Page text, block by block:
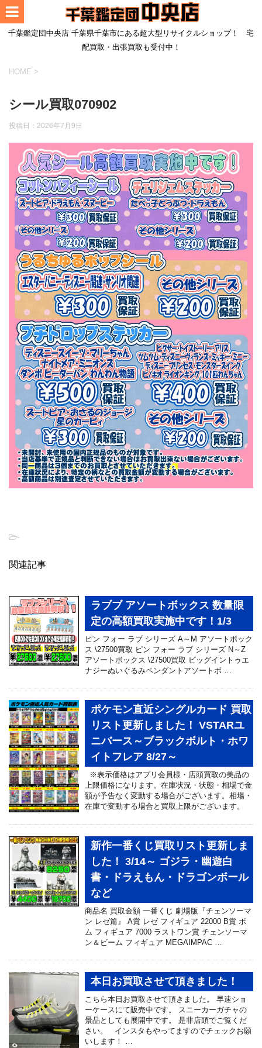
千葉鑑定団中央店 千葉県千葉市にある超大型リサイクルショップ！ 宅
配買取・出張買取も受付中！
HOME >
シール買取070902
投稿日： 2026年7月9日
-
関連記事
ラブブ アソートボックス 数量限
定の高額買取実施中です！1/3
ピン フォー ラブ シリーズ A～M アソートボック
ス \27500買取 ピン フォー ラブ シリーズ N～Z
アソートボックス \27500買取 ビッグイントゥエ
ナジーぬいぐるみペンダントアソートボ …
ポケモン直近シングルカード 買取
リスト更新しました！ VSTARユ
ニバース～ブラックボルト・ホワ
イトフレア 8/27～
※表示価格はアプリ会員様・店頭買取の美品の
上限価格になります。在庫状況・状態・相場で金
額が予告なく変動する場合がございます。相場・
在庫で変動する場合と買取上限がございます。
新作一番くじ買取リスト更新しま
した！ 3/14～ ゴジラ・幽遊白
書・ドラえもん・ドラゴンボール
など
商品名 買取金額 一番くじ 劇場版『チェンソーマ
ン レゼ篇』 A賞 レゼ フィギュア 22000 B賞 ボ
ム フィギュア 7000 ラストワン賞 チェンソーマ
ン＆ビーム フィギュア MEGAIMPAC …
本日お買取させて頂きました！
こちら本日お買取させて頂きました。 早速ショ
ーケースにて販売中です。 スニーカーガチャの
景品としても展開中です。 是非店頭でご覧くだ
さい。 インスタもやってますのでチェックお願
いします！ …